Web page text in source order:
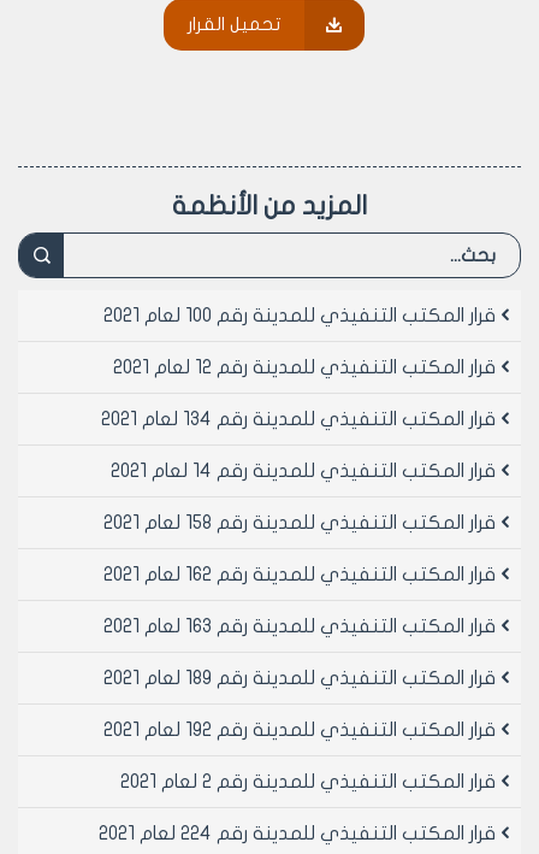
التنظيمي) وبما لا يتعارض والمخطط التنظيمي المصدق
وذلك ضمن المناطق التاليه:
ب‌- مناطق السكن المنفصل (السكن الحديث الاول والسكن
• المرائب المحوله الى الاستثمار والمحسومه والمستوفيه
الحديثه والتي لا تقل مساحتها عن /60/م2
• الصالات المحوله الى الاستثمار والمحسومه والمستوفيه
الحديثه والتي لا تقل مساحتها عن /60/م2
ث‌- مناطق المخالفات الجماعيه والعقارات الغير مفرزه:
ضمن مناطق المخالفات الجماعيه او على عقارات غير مفرزه
وتعديلاته
يجب ان تتوفر في المحل المطلوب ترخيصه الشروط التاليه:
- ان يقع على شارع لا يقل عن /12/م
يتقدم طالب الترخيص باضبارة تشتمل:
تحميل القرار
المزيد من الأنظمة
قرار المكتب التنفيذي للمدينة رقم 100 لعام 2021
قرار المكتب التنفيذي للمدينة رقم 12 لعام 2021
قرار المكتب التنفيذي للمدينة رقم 134 لعام 2021
قرار المكتب التنفيذي للمدينة رقم 14 لعام 2021
قرار المكتب التنفيذي للمدينة رقم 158 لعام 2021
قرار المكتب التنفيذي للمدينة رقم 162 لعام 2021
قرار المكتب التنفيذي للمدينة رقم 163 لعام 2021
قرار المكتب التنفيذي للمدينة رقم 189 لعام 2021
قرار المكتب التنفيذي للمدينة رقم 192 لعام 2021
قرار المكتب التنفيذي للمدينة رقم 2 لعام 2021
قرار المكتب التنفيذي للمدينة رقم 224 لعام 2021